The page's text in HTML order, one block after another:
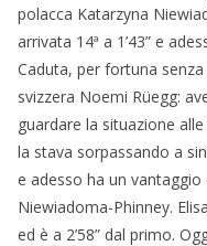
polacca Katarzyna
arrivata 14ª a 1’43” e
Caduta, per fortuna
svizzera Noemi Rüegg:
guardare la situazione
la stava sorpassando a
e adesso ha un vantaggio
Niewiadoma-Phinney.
ed è a 2’58” dal primo.